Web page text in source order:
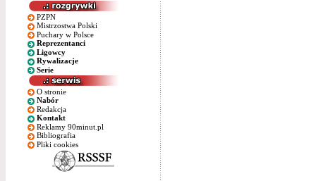
PZPN
Mistrzostwa Polski
Puchary w Polsce
Reprezentanci
Ligowcy
Rywalizacje
Serie
O stronie
Nabór
Redakcja
Kontakt
Reklamy 90minut.pl
Bibliografia
Pliki cookies